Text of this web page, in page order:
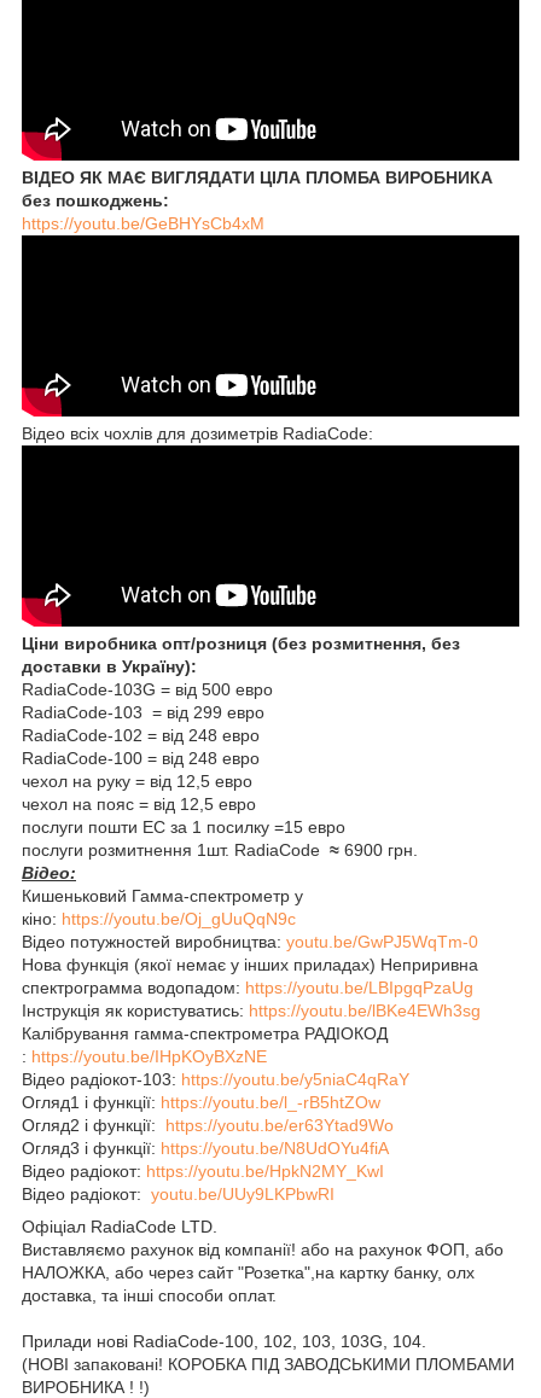
ВІДЕО ЯК МАЄ ВИГЛЯДАТИ ЦІЛА ПЛОМБА ВИРОБНИКА
без пошкоджень:
https://youtu.be/GeBHYsCb4xM
Відео всіх чохлів для дозиметрів RadiaCode:
Ціни виробника опт/розниця (без розмитнення, без
доставки в Україну):
RadiaCode-103G = від 500 евро
RadiaCode-103 = від 299 евро
RadiaCode-102 = від 248 евро
RadiaCode-100 = від 248 евро
чехол на руку = від 12,5 евро
чехол на пояс = від 12,5 евро
послуги пошти ЕС за 1 посилку =15 евро
послуги розмитнення 1шт. RadiaCode ≈ 6900 грн.
Відео:
Кишеньковий Гамма-спектрометр у
кіно: https://youtu.be/Oj_gUuQqN9c
Відео потужностей виробництва: youtu.be/GwPJ5WqTm-0
Нова функція (якої немає у інших приладах) Неприривна
спектрограмма водопадом: https://youtu.be/LBIpgqPzaUg
Інструкція як користуватись: https://youtu.be/lBKe4EWh3sg
Калібрування гамма-спектрометра РАДІОКОД
: https://youtu.be/IHpKOyBXzNE
Відео радіокот-103: https://youtu.be/y5niaC4qRaY
Огляд1 і функції: https://youtu.be/l_-rB5htZOw
Огляд2 і функції: https://youtu.be/er63Ytad9Wo
Огляд3 і функції: https://youtu.be/N8UdOYu4fiA
Відео радіокот: https://youtu.be/HpkN2MY_KwI
Відео радіокот: youtu.be/UUy9LKPbwRI
Офіціал RadiaCode LTD.
Виставляємо рахунок від компанії! або на рахунок ФОП, або
НАЛОЖКА, або через сайт "Розетка",на картку банку, олх
доставка, та інші способи оплат.
Прилади нові RadiaCode-100, 102, 103, 103G, 104.
(НОВІ запаковані! КОРОБКА ПІД ЗАВОДСЬКИМИ ПЛОМБАМИ
ВИРОБНИКА ! !)